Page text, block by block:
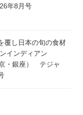
年8月号
覆し日本の旬の食材
インディアン
・銀座） テジャ